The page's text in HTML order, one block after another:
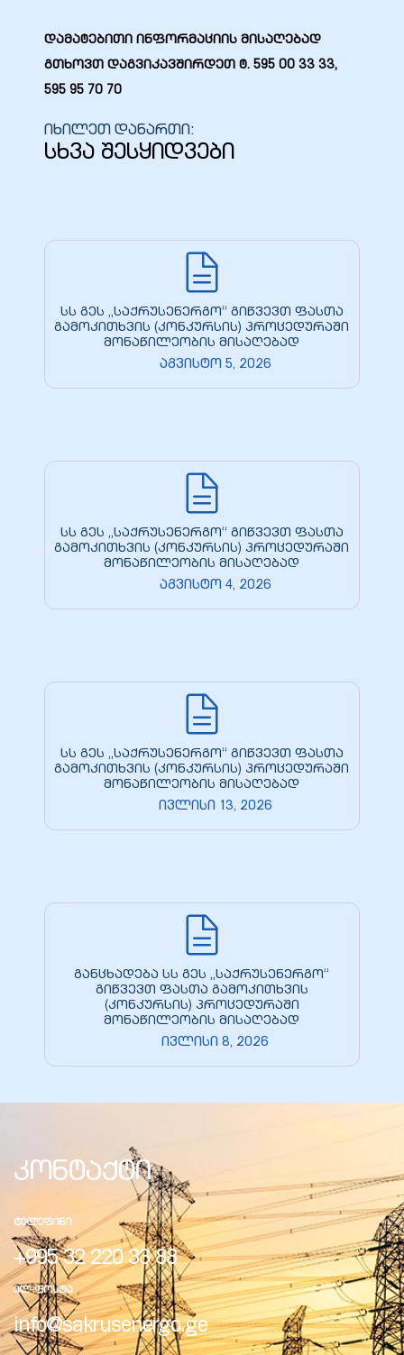
დამატებითი ინფორმაციის მისაღებად
გთხოვთ დაგვიკავშირდეთ ტ. 595 00 33 33,
595 95 70 70
იხილეთ დანართი:
სხვა შესყიდვები
სს გეს „საქრუსენერგო“ გიწვევთ ფასთა
გამოკითხვის (კონკურსის) პროცედურაში
მონაწილეობის მისაღებად
აგვისტო 5, 2026
სს გეს „საქრუსენერგო“ გიწვევთ ფასთა
გამოკითხვის (კონკურსის) პროცედურაში
მონაწილეობის მისაღებად
აგვისტო 4, 2026
სს გეს „საქრუსენერგო“ გიწვევთ ფასთა
გამოკითხვის (კონკურსის) პროცედურაში
მონაწილეობის მისაღებად
ივლისი 13, 2026
განცხადება სს გეს „საქრუსენერგო“
გიწვევთ ფასთა გამოკითხვის
(კონკურსის) პროცედურაში
მონაწილეობის მისაღებად
ივლისი 8, 2026
კონტაქტი
ᲢᲔᲚᲔᲤᲘᲜᲘ
+995 32 220 33 88
ᲔᲚ-ᲤᲝᲡᲢᲐ
info@sakrusenergo.ge